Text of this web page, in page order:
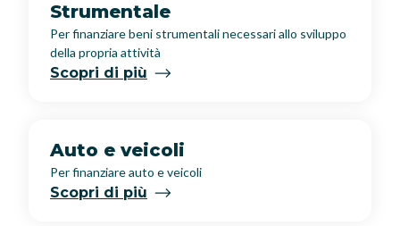
Strumentale
Per finanziare beni strumentali necessari allo sviluppo
della propria attività
Scopri di più
Auto e veicoli
Per finanziare auto e veicoli
Scopri di più